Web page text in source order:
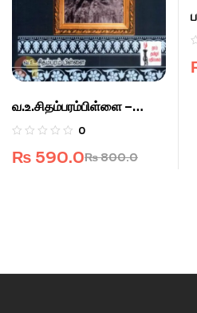
வ.உ.சிதம்பரம்பிள்ளை –
சுயசரிதை
0
₨800.0
₨ 590.0